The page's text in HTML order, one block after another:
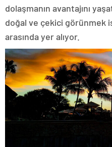
dolaşmanın avantajını
doğal ve çekici görünmek
arasında yer alıyor.